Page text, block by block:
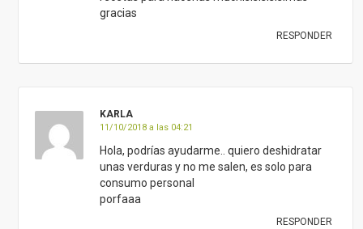
gracias
RESPONDER
KARLA
11/10/2018 a las 04:21
Hola, podrías ayudarme.. quiero deshidratar
unas verduras y no me salen, es solo para
consumo personal
porfaaa
RESPONDER